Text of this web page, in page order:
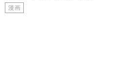
漫画